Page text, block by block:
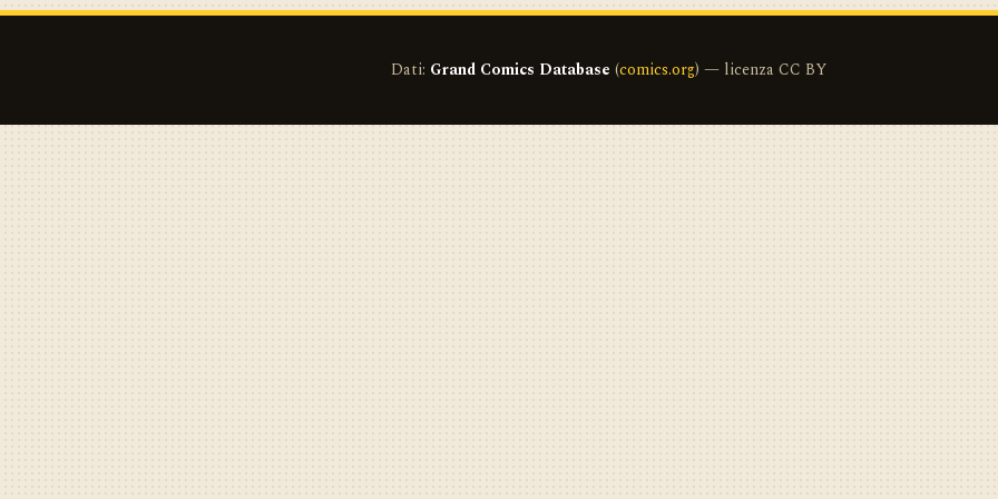
Dati: Grand Comics Database (comics.org) — licenza CC BY